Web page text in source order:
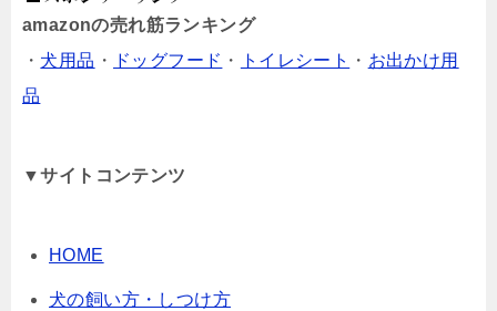
amazonの売れ筋ランキング
・ 犬用品 ・ ドッグフード ・ トイレシート ・ お出かけ用
品
▼サイトコンテンツ
HOME
犬の飼い方・しつけ方